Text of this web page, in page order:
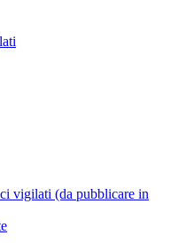
vigilati (da pubblicare in